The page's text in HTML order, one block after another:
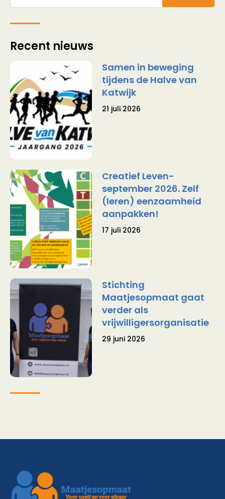
Recent nieuws
Samen in beweging
tijdens de Halve van
Katwijk
21 juli 2026
Creatief Leven-
september 2026. Zelf
(leren) eenzaamheid
aanpakken!
17 juli 2026
Stichting
Maatjesopmaat gaat
verder als
vrijwilligersorganisatie
29 juni 2026